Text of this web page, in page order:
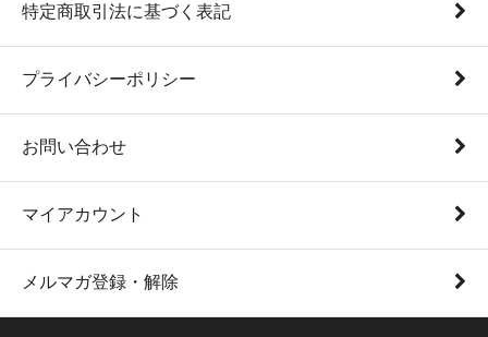
特定商取引法に基づく表記
プライバシーポリシー
お問い合わせ
マイアカウント
メルマガ登録・解除